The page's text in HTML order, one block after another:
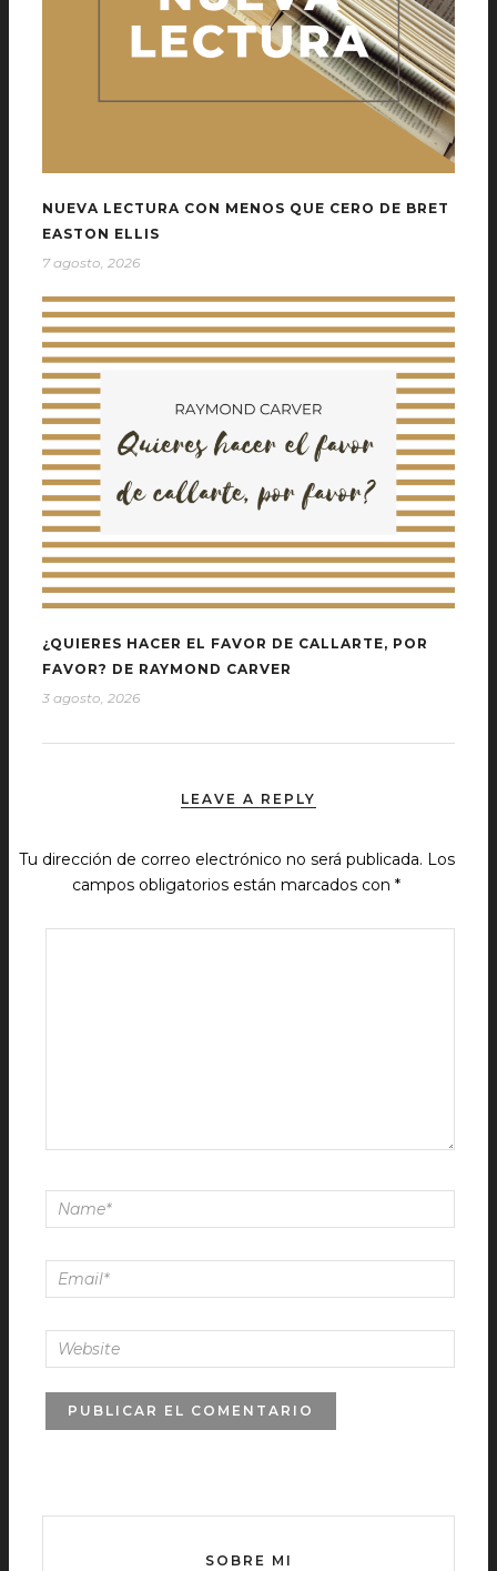
NUEVA LECTURA CON MENOS QUE CERO DE BRET
EASTON ELLIS
7 agosto, 2026
¿QUIERES HACER EL FAVOR DE CALLARTE, POR
FAVOR? DE RAYMOND CARVER
3 agosto, 2026
LEAVE A REPLY
Tu dirección de correo electrónico no será publicada. Los
campos obligatorios están marcados con*
SOBRE MI